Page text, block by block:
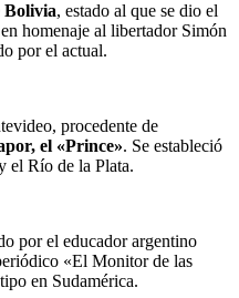
Bolivia, estado al que se dio el
homenaje al libertador Simón
por el actual.
procedente de
el «Prince». Se estableció
el Río de la Plata.
por el educador argentino
«El Monitor de las
en Sudamérica.